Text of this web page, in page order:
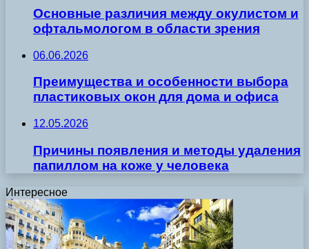
Основные различия между окулистом и
офтальмологом в области зрения
06.06.2026
Преимущества и особенности выбора
пластиковых окон для дома и офиса
12.05.2026
Причины появления и методы удаления
папиллом на коже у человека
Интересное